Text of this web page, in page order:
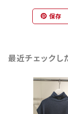
保存
最近チェックし